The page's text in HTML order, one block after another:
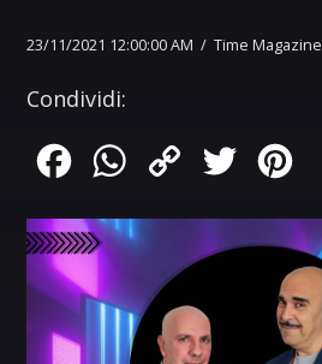
23/11/2021 12:00:00 AM / Time Magazine
Condividi:
FacebookWhatsApp
Copy
Twitter